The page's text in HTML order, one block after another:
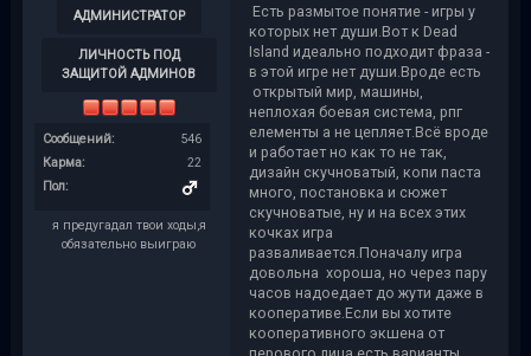
АДМИНИСТРАТОР
ЛИЧНОСТЬ ПОД
ЗАЩИТОЙ АДМИНОВ
Сообщений:
546
Карма:
22
Пол:
я предугадал твои ходы,я
обязательно выиграю
Есть размытое понятие - игры у
которых нет души.Вот к Dead
Island идеально подходит фраза -
в этой игре нет души.Вроде есть
открытый мир, машины,
неплохая боевая система, рпг
елементы а не цепляет.Всё вроде
и работает но как то не так,
дизайн скучноватый, копи паста
много, постановка и сюжет
скучноватые, ну и на всех этих
кочках игра
разваливается.Поначалу игра
довольна хороша, но через пару
часов надоедает до жути даже в
кооперативе.Если вы хотите
кооперативного экшена от